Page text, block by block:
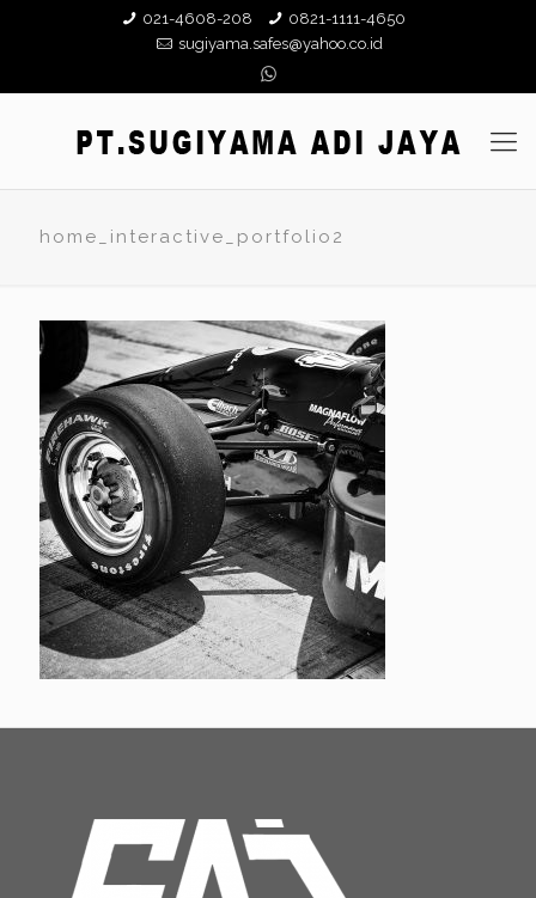
021-4608-208
0821-1111-4650
sugiyama.safes@yahoo.co.id
home_interactive_portfolio2